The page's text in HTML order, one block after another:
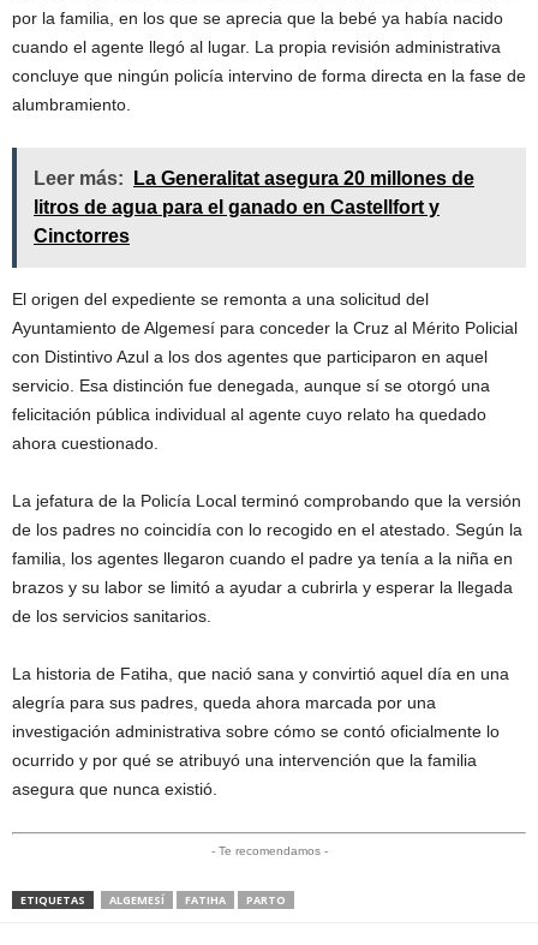
por la familia, en los que se aprecia que la bebé ya había nacido
cuando el agente llegó al lugar. La propia revisión administrativa
concluye que ningún policía intervino de forma directa en la fase de
alumbramiento.
Leer más:
La Generalitat asegura 20 millones de
litros de agua para el ganado en Castellfort y
Cinctorres
El origen del expediente se remonta a una solicitud del
Ayuntamiento de Algemesí para conceder la Cruz al Mérito Policial
con Distintivo Azul a los dos agentes que participaron en aquel
servicio. Esa distinción fue denegada, aunque sí se otorgó una
felicitación pública individual al agente cuyo relato ha quedado
ahora cuestionado.
La jefatura de la Policía Local terminó comprobando que la versión
de los padres no coincidía con lo recogido en el atestado. Según la
familia, los agentes llegaron cuando el padre ya tenía a la niña en
brazos y su labor se limitó a ayudar a cubrirla y esperar la llegada
de los servicios sanitarios.
La historia de Fatiha, que nació sana y convirtió aquel día en una
alegría para sus padres, queda ahora marcada por una
investigación administrativa sobre cómo se contó oficialmente lo
ocurrido y por qué se atribuyó una intervención que la familia
asegura que nunca existió.
- Te recomendamos -
ETIQUETAS ALGEMESÍ FATIHA PARTO